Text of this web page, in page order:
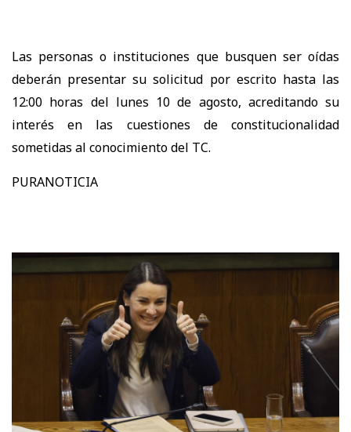
Las personas o instituciones que busquen ser oídas
deberán presentar su solicitud por escrito hasta las
12:00 horas del lunes 10 de agosto, acreditando su
interés en las cuestiones de constitucionalidad
sometidas al conocimiento del TC.
PURANOTICIA